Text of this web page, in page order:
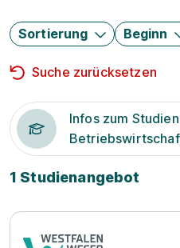
Sortierung Beginn
Suche zurücksetzen
Infos zum
1 Studienangebot